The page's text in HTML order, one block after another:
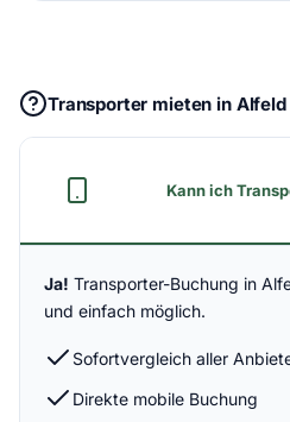
Transporter mieten in Alfeld
Kann ich
Ja! Transporter-Buchung in
und einfach möglich.
Sofortvergleich aller
Direkte mobile Buchung